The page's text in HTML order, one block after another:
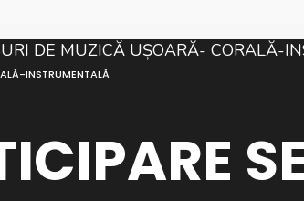
INSTRUMENTALĂ